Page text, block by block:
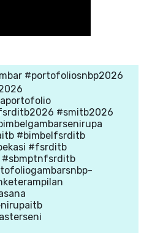
#portofoliosnbp2026
#smitb2026
#bimbelfsrditb
#fsrditb